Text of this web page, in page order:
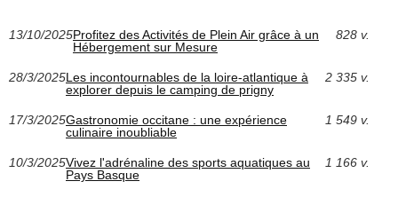
13/10/2025Profitez des Activités de Plein Air grâce à un
Hébergement sur Mesure
828 v.
28/3/2025Les incontournables de la loire-atlantique à
explorer depuis le camping de prigny
2 335 v.
17/3/2025Gastronomie occitane : une expérience
culinaire inoubliable
1 549 v.
10/3/2025Vivez l'adrénaline des sports aquatiques au
Pays Basque
1 166 v.